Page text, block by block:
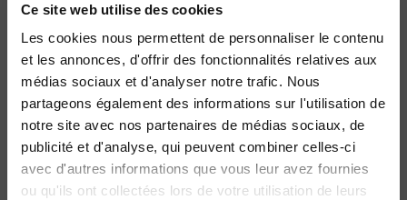
Ce site web utilise des cookies
Les cookies nous permettent de personnaliser le contenu
et les annonces, d'offrir des fonctionnalités relatives aux
médias sociaux et d'analyser notre trafic. Nous
partageons également des informations sur l'utilisation de
notre site avec nos partenaires de médias sociaux, de
publicité et d'analyse, qui peuvent combiner celles-ci
avec d'autres informations que vous leur avez fournies
ou qu'ils ont collectées lors de votre utilisation de leurs
L'Européanisation des services publics
Pierre Bauby